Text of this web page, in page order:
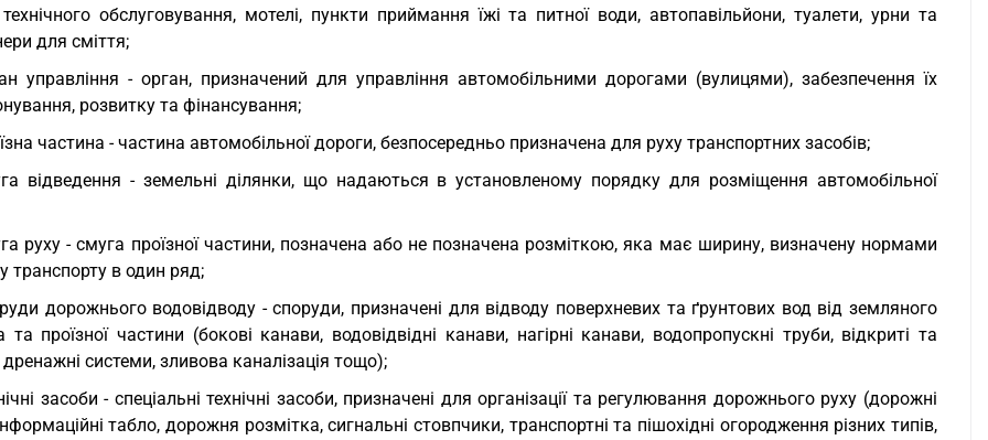
обслуговування, мотелі, пункти приймання їжі та питної води, автопавільйони, туалети, урни та
для сміття;
управління - орган, призначений для управління автомобільними дорогами (вулицями), забезпечення їх
розвитку та фінансування;
частина - частина автомобільної дороги, безпосередньо призначена для руху транспортних засобів;
відведення - земельні ділянки, що надаються в установленому порядку для розміщення автомобільної
руху - смуга проїзної частини, позначена або не позначена розміткою, яка має ширину, визначену нормами
транспорту в один ряд;
дорожнього водовідводу - споруди, призначені для відводу поверхневих та ґрунтових вод від земляного
та проїзної частини (бокові канави, водовідвідні канави, нагірні канави, водопропускні труби, відкриті та
дренажні системи, зливова каналізація тощо);
засоби - спеціальні технічні засоби, призначені для організації та регулювання дорожнього руху (дорожні
табло, дорожня розмітка, сигнальні стовпчики, транспортні та пішохідні огородження різних типів,